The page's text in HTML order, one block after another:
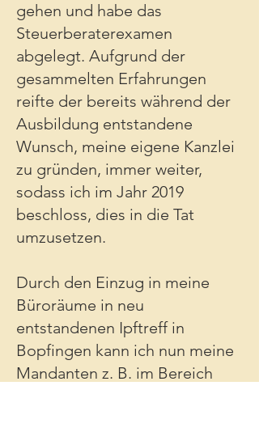
gehen und habe das
Steuerberaterexamen
abgelegt. Aufgrund der
gesammelten Erfahrungen
reifte der bereits während der
Ausbildung entstandene
Wunsch, meine eigene Kanzlei
zu gründen, immer weiter,
sodass ich im Jahr 2019
beschloss, dies in die Tat
umzusetzen.
Durch den Einzug in meine
Büroräume in neu
entstandenen Ipftreff in
Bopfingen kann ich nun meine
Mandanten z. B. im Bereich